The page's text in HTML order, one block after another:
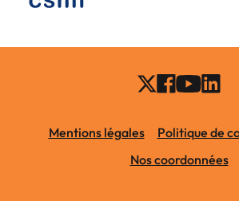
Mentions légales
Politique de
Nos coordonnées